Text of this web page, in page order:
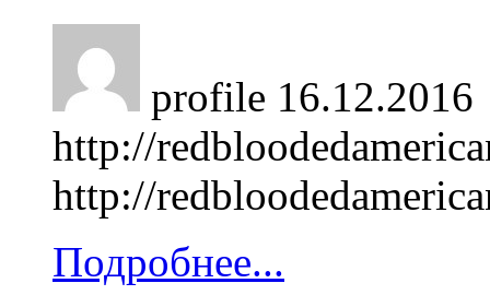
profile 16.12.2016
http://
http://
Подробнее...